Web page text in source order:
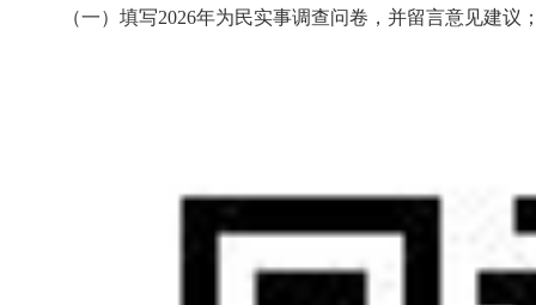
（一）填写2026年为民实事调查问卷，并留言意见建议